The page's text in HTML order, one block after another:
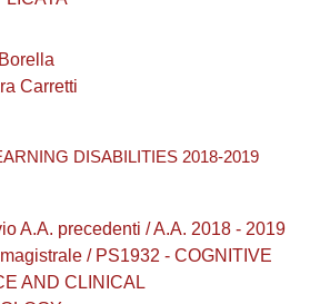
Carretti
DISABILITIES 2018-2019
A.A. precedenti / A.A. 2018 - 2019
/ PS1932 - COGNITIVE
AND CLINICAL